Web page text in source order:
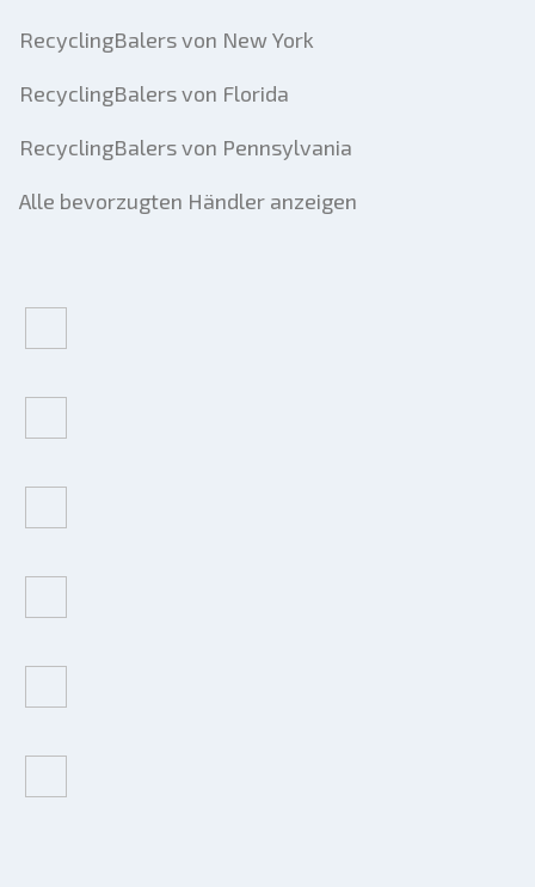
RecyclingBalers von New York
RecyclingBalers von Florida
RecyclingBalers von Pennsylvania
Alle bevorzugten Händler anzeigen